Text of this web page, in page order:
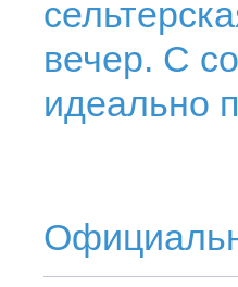
вечер. С
идеально